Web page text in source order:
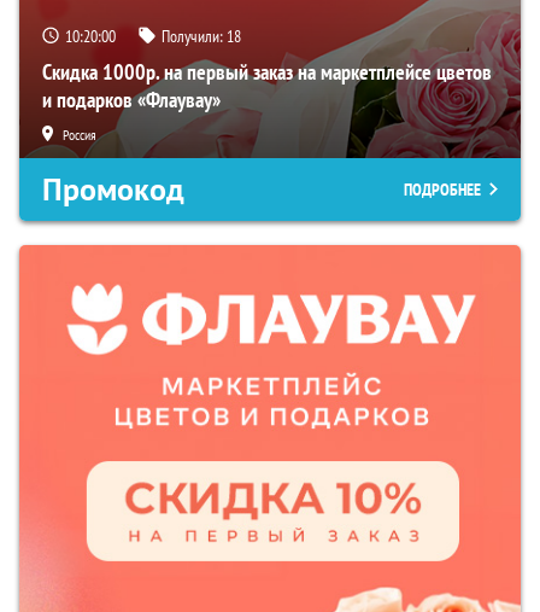
10:19:59 Получили: 18
Скидка 1000р. на первый заказ на маркетплейсе цветов
и подарков «Флаувау»
Россия
Промокод ПОДРОБНЕЕ